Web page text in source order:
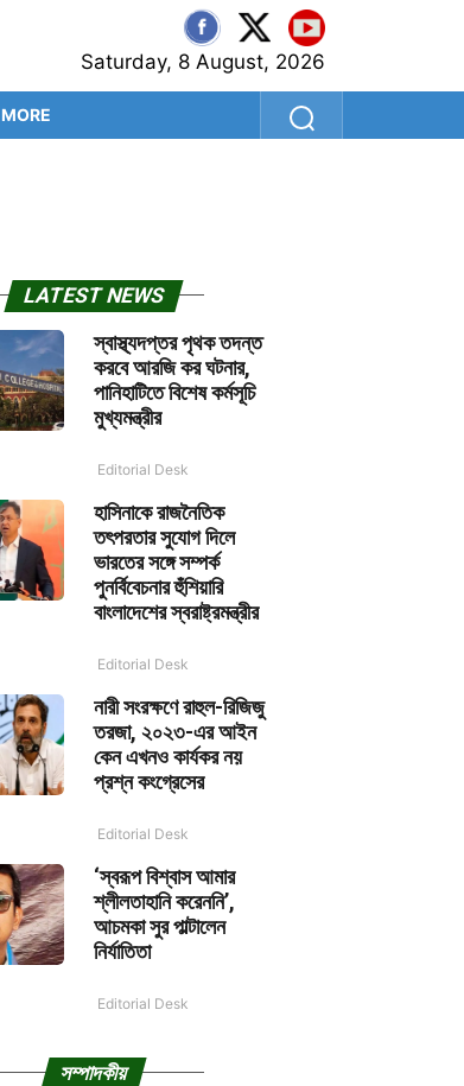
Saturday, 8 August, 2026
MORE
LATEST NEWS
স্বাস্থ্যদপ্তর পৃথক তদন্ত
করবে আরজি কর ঘটনার,
পানিহাটিতে বিশেষ কর্মসূচি
মুখ্যমন্ত্রীর
Editorial Desk
হাসিনাকে রাজনৈতিক
তৎপরতার সুযোগ দিলে
ভারতের সঙ্গে সম্পর্ক
পুনর্বিবেচনার হুঁশিয়ারি
বাংলাদেশের স্বরাষ্ট্রমন্ত্রীর
Editorial Desk
নারী সংরক্ষণে রাহুল-রিজিজু
তরজা, ২০২৩-এর আইন
কেন এখনও কার্যকর নয়
প্রশ্ন কংগ্রেসের
Editorial Desk
‘স্বরূপ বিশ্বাস আমার
শ্লীলতাহানি করেননি’,
আচমকা সুর পাল্টালেন
নির্যাতিতা
Editorial Desk
সম্পাদকীয়